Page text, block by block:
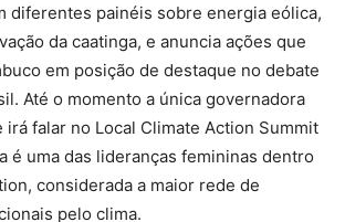
diferentes painéis sobre energia eólica,
da caatinga, e anuncia ações que
em posição de destaque no debate
Até o momento a única governadora
falar no Local Climate Action Summit
é uma das lideranças femininas dentro
considerada a maior rede de
pelo clima.